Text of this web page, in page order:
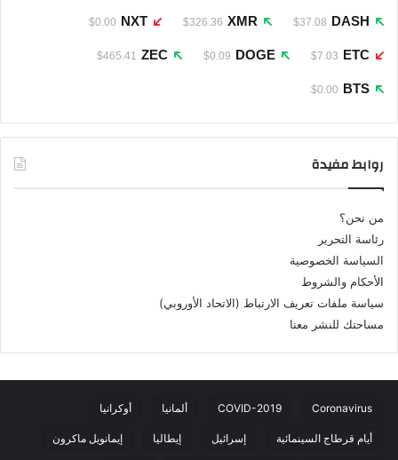
DASH
$37.08
XMR
$326.36
NXT
$0.00
ETC
$7.03
DOGE
$0.09
ZEC
$465.41
BTS
$0.00
روابط مفيدة
من نحن؟
رئاسة التحرير
السياسة الخصوصية
الأحكام والشروط
سياسة ملفات تعريف الارتباط (الاتحاد الأوروبي)
مساحتك للنشر معنا
Coronavirus
COVID-2019 ألمانيا أوكرانيا
أيام قرطاج السينمائية إسرائيل إيطاليا إيمانويل ماكرون